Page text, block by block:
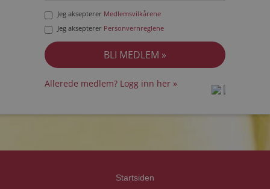
Jeg aksepterer Medlemsvilkårene
Jeg aksepterer Personvernreglene
Allerede medlem? Logg inn her »
Startsiden